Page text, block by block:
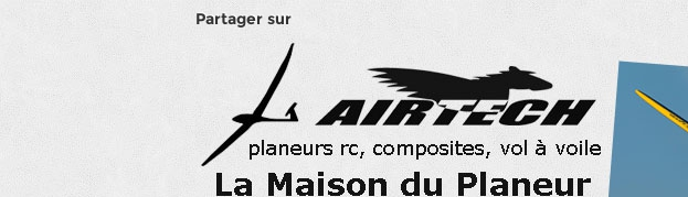
Partager sur